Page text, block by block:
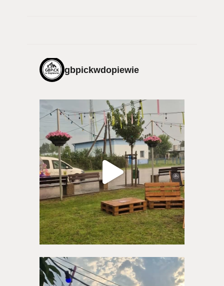
gbpickwdopiewie